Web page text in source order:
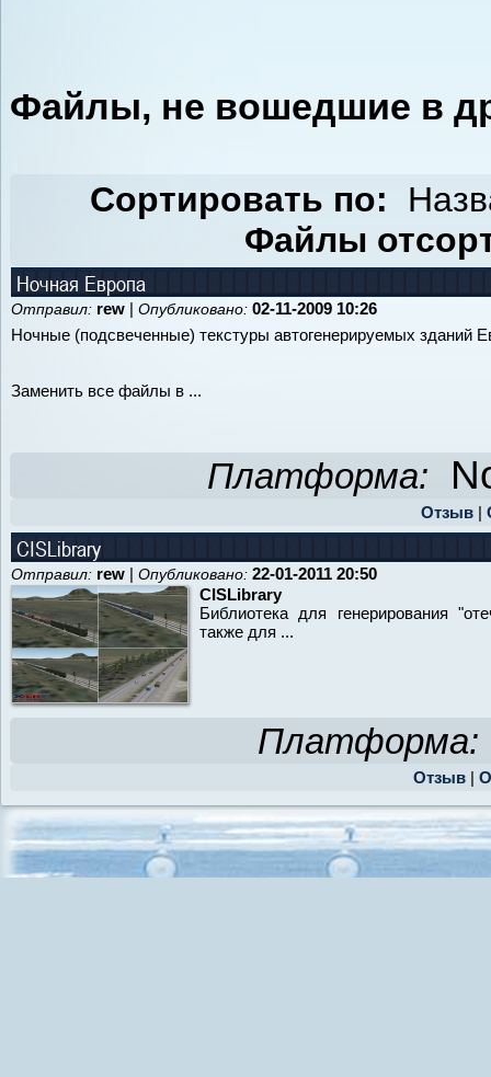
Файлы, не вошедшие в
Сортировать по:
Файлы
Ночная Европа
Отправил: rew | Опубликовано: 02-11-2009 10:26
Ночные (подсвеченные) текстуры автогенерируемых зданий
Заменить все файлы в ...
Платформа:
Отзыв|
CISLibrary
Отправил: rew | Опубликовано: 22-01-2011 20:50
CISLibrary
Библиотека для генерирования
также для ...
Платформа:
Отзыв|